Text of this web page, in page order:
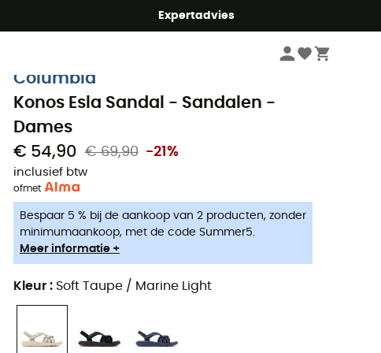
Expertadvies
Wandelsandalen dames
Columbia
Konos Esla Sandal - Sandalen -
Dames
€ 54,90 € 69,90 -21%
inclusief btw
ofmet
Bespaar 5 % bij de aankoop van 2 producten, zonder
minimumaankoop, met de code Summer5.
Meer informatie +
Kleur : Soft Taupe / Marine Light